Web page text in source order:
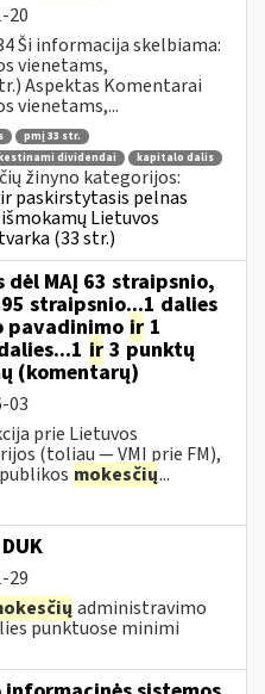
20
Ši informacija skelbiama:
vienetams,
Aspektas Komentarai
vienetams,...
pmį 33 str.
dividendai
kapitalo dalis
žinyno kategorijos:
paskirstytasis pelnas
Lietuvos
(33 str.)
MAĮ 63 straipsnio,
95 straipsnio...1 dalies
pavadinimo ir 1
ir 3 punktų
(komentarų)
03
prie Lietuvos
(toliau — VMI prie FM),
mokesčių...
29
administravimo
punktuose minimi